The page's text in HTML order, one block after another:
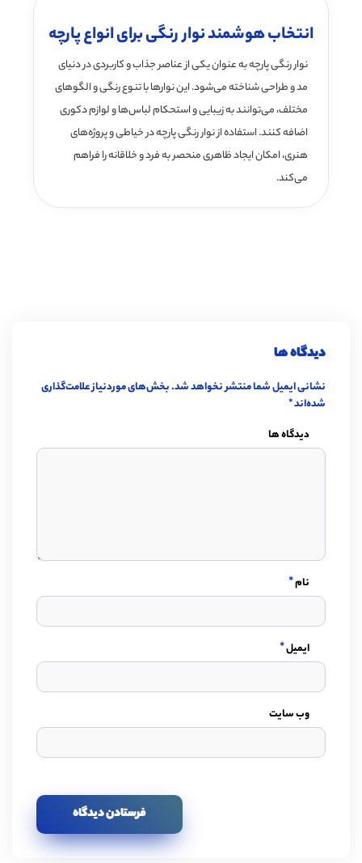
انتخاب هوشمند نوار رنگی برای انواع پارچه
نوار رنگی پارچه به عنوان یکی از عناصر جذاب و کاربردی در دنیای
مد و طراحی شناخته می‌شود. این نوارها با تنوع رنگی و الگوهای
مختلف، می‌توانند به زیبایی و استحکام لباس‌ها و لوازم دکوری
اضافه کنند. استفاده از نوار رنگی پارچه در خیاطی و پروژه‌های
هنری، امکان ایجاد ظاهری منحصر به فرد و خلاقانه را فراهم
می‌کند.
دیدگاه ها
نشانی ایمیل شما منتشر نخواهد شد.بخش‌های موردنیاز علامت‌گذاری
شده‌اند*
دیدگاه ها
نام*
ایمیل*
وب سایت